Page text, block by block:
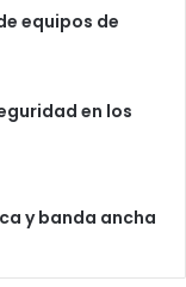
equipos de
en los
y banda ancha